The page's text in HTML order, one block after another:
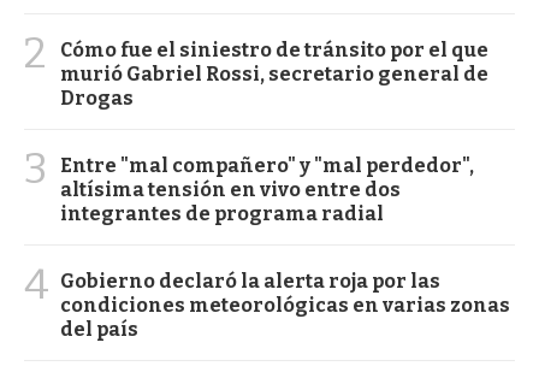
2
Cómo fue el siniestro de tránsito por el que
murió Gabriel Rossi, secretario general de
Drogas
3
Entre "mal compañero" y "mal perdedor",
altísima tensión en vivo entre dos
integrantes de programa radial
4 Gobierno declaró la alerta roja por las
condiciones meteorológicas en varias zonas
del país